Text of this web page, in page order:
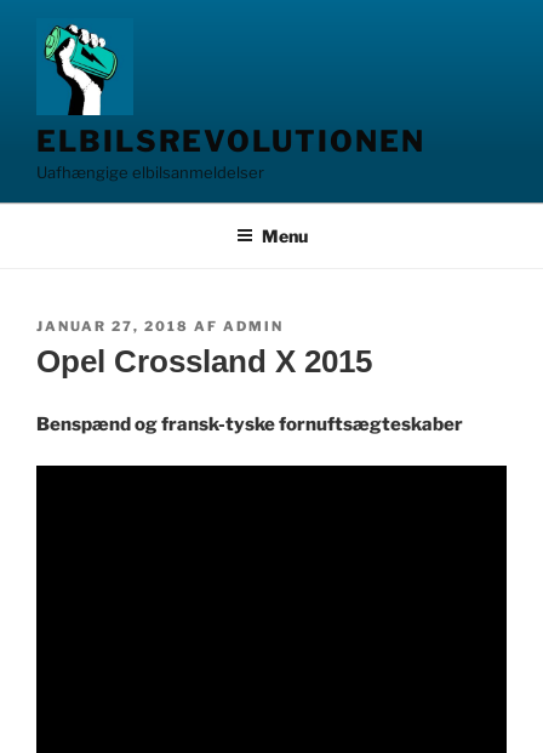
indhold
ELBILSREVOLUTIONEN
Uafhængige elbilsanmeldelser
Menu
UDGIVET
JANUAR 27, 2018 AF ADMIN
Opel Crossland X 2015
Benspænd og fransk-tyske fornuftsægteskaber